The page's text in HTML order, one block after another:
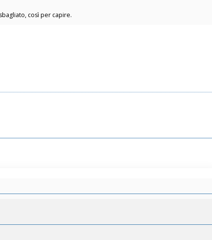
così per capire.